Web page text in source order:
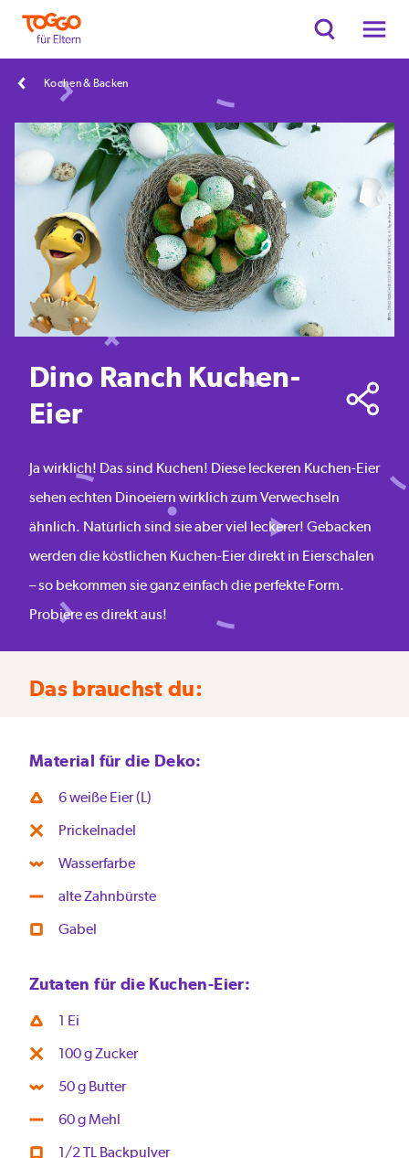
Kochen & Backen
Dino Ranch Kuchen-
Eier
Ja wirklich! Das sind Kuchen! Diese leckeren Kuchen-Eier
sehen echten Dinoeiern wirklich zum Verwechseln
ähnlich. Natürlich sind sie aber viel leckerer! Gebacken
werden die köstlichen Kuchen-Eier direkt in Eierschalen
– so bekommen sie ganz einfach die perfekte Form.
Probiere es direkt aus!
Das brauchst du:
Material für die Deko:
6 weiße Eier (L)
Prickelnadel
Wasserfarbe
alte Zahnbürste
Gabel
Zutaten für die Kuchen-Eier:
1 Ei
100 g Zucker
50 g Butter
60 g Mehl
1/2 TL Backpulver